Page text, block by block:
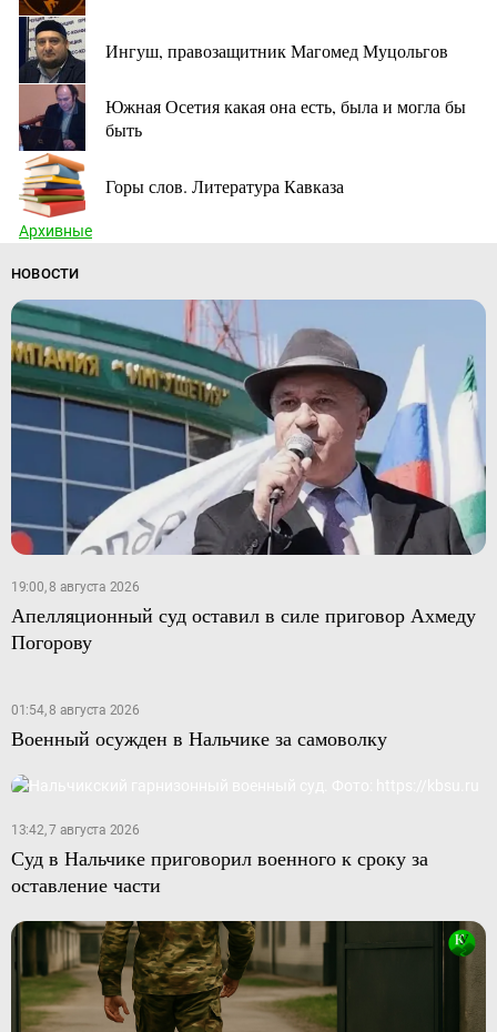
Ингуш, правозащитник Магомед Муцольгов
Южная Осетия какая она есть, была и могла бы
быть
Горы слов. Литература Кавказа
Архивные
НОВОСТИ
19:00, 8 августа 2026
Апелляционный суд оставил в силе приговор Ахмеду
Погорову
01:54, 8 августа 2026
Военный осужден в Нальчике за самоволку
13:42, 7 августа 2026
Суд в Нальчике приговорил военного к сроку за
оставление части